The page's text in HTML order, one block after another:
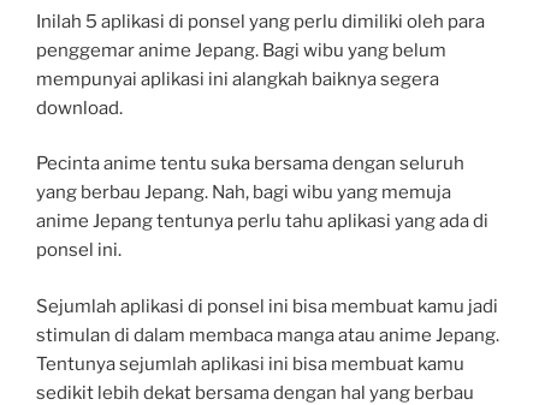
Inilah 5 aplikasi di ponsel yang perlu dimiliki oleh para
penggemar anime Jepang. Bagi wibu yang belum
mempunyai aplikasi ini alangkah baiknya segera
download.
Pecinta anime tentu suka bersama dengan seluruh
yang berbau Jepang. Nah, bagi wibu yang memuja
anime Jepang tentunya perlu tahu aplikasi yang ada di
ponsel ini.
Sejumlah aplikasi di ponsel ini bisa membuat kamu jadi
stimulan di dalam membaca manga atau anime Jepang.
Tentunya sejumlah aplikasi ini bisa membuat kamu
sedikit lebih dekat bersama dengan hal yang berbau